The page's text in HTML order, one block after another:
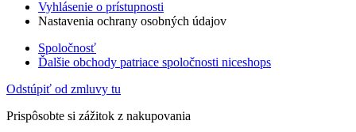
Vyhlásenie o prístupnosti
Nastavenia ochrany osobných údajov
Spoločnosť
Ďalšie obchody patriace spoločnosti niceshops
Odstúpiť od zmluvy tu
Prispôsobte si zážitok z nakupovania